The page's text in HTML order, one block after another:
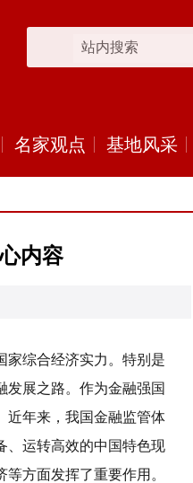
名家观点 基地风采
内容
综合经济实力。特别是
发展之路。作为金融强国
近年来，我国金融监管体
、运转高效的中国特色现
方面发挥了重要作用。